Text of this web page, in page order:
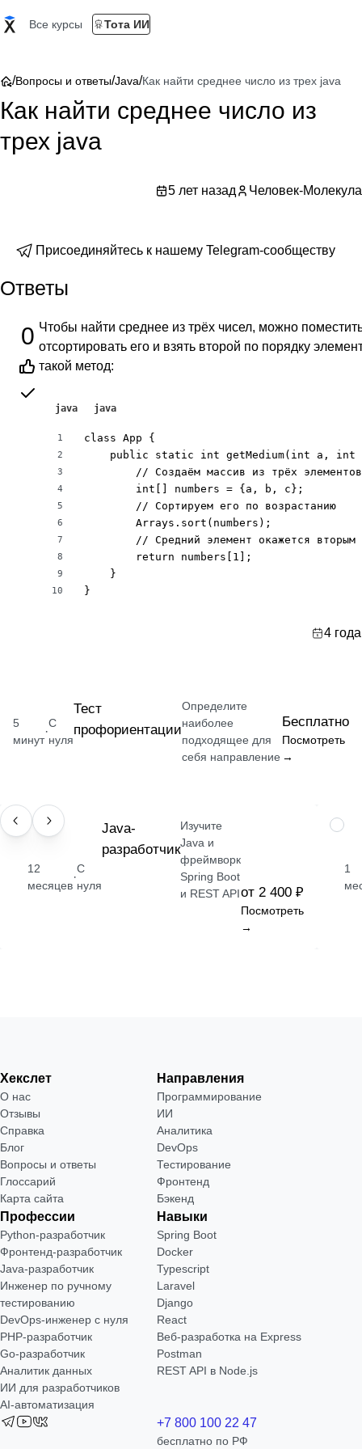
Все курсы Тота ИИ
/Вопросы и ответы/Java/Как найти среднее число из трех java
Как найти среднее число из
трех java
5 лет назад Человек-Молекула
Присоединяйтесь к нашему Telegram-сообществу
Ответы
0 Чтобы найти среднее из трёх чисел, можно
отсортировать его и взять второй по порядку
такой метод:
java java
1
2
3
4
5
6
7
8
9
10
class App {
public static int getMedium(int a, int
        // Создаём массив из трёх элементов
        int[] numbers = {a, b, c};
        // Сортируем его по возрастанию
        Arrays.sort(numbers);
// Средний элемент окажется вторым
        return numbers[1];
    }
}
4
5
минут
·
С
нуля
Тест
профориентации
Определите
наиболее
подходящее для
себя направление
Бесплатно
Посмотреть
→
ПРОФЕССИЯ
12
месяцев
·
С
нуля
Java-
разработчик
Изучите
Java и
фреймворк
Spring Boot
и REST APIот 2 400 ₽
Посмотреть
→
1
Хекслет
О нас
Отзывы
Справка
Блог
Вопросы и ответы
Глоссарий
Карта сайта
Направления
Программирование
ИИ
Аналитика
DevOps
Тестирование
Фронтенд
Бэкенд
Профессии
Python-разработчик
Фронтенд-разработчик
Java-разработчик
Инженер по ручному
тестированию
DevOps-инженер с нуля
РНР-разработчик
Go-разработчик
Аналитик данных
ИИ для разработчиков
AI-автоматизация
Навыки
Spring Boot
Docker
Typescript
Laravel
Django
React
Веб-разработка на Express
Postman
REST API в Node.js
+7 800 100 22 47
бесплатно по РФ